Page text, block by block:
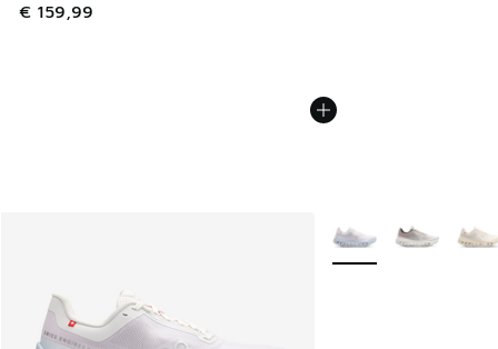
€ 159,99
Meer kleuren